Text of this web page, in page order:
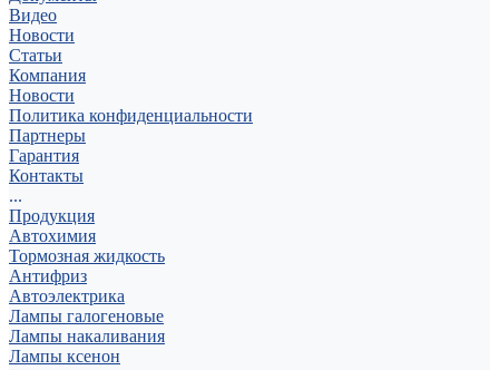
Видео
Новости
Статьи
Компания
Новости
Политика конфиденциальности
Партнеры
Гарантия
Контакты
...
Продукция
Автохимия
Тормозная жидкость
Антифриз
Автоэлектрика
Лампы галогеновые
Лампы накаливания
Лампы ксенон